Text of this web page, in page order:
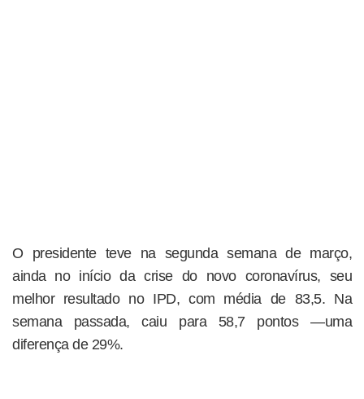
O presidente teve na segunda semana de março,
ainda no início da crise do novo coronavírus, seu
melhor resultado no IPD, com média de 83,5. Na
semana passada, caiu para 58,7 pontos —uma
diferença de 29%.